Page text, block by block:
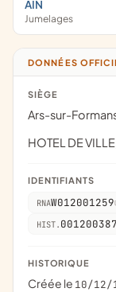
AIN
Jumelages
DONNÉES
SIÈGE
Ars-sur-
HOTEL DE
IDENTIFIANTS
RNAW012001259
HIST.
HISTORIQUE
Créée le 10/12/